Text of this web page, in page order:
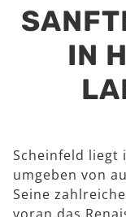
IN
Scheinfeld liegt
umgeben von
Seine